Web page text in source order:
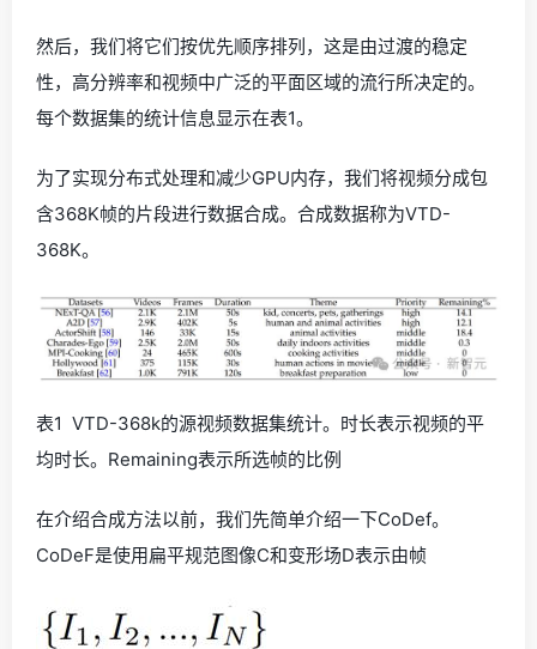
然后，我们将它们按优先顺序排列，这是由过渡的稳定
性，高分辨率和视频中广泛的平面区域的流行所决定的。
每个数据集的统计信息显示在表1。
为了实现分布式处理和减少GPU内存，我们将视频分成包
含368K帧的片段进行数据合成。合成数据称为VTD-
368K。
表1 VTD-368k的源视频数据集统计。时长表示视频的平
均时长。Remaining表示所选帧的比例
在介绍合成方法以前，我们先简单介绍一下CoDef。
CoDeF是使用扁平规范图像C和变形场D表示由帧